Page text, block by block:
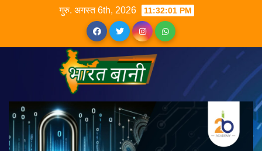
गुरु. अगस्त 6th, 2026 11:32:01 PM